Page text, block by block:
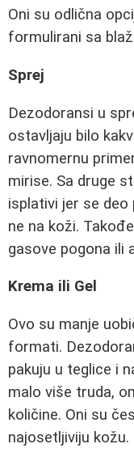
Oni su odlična
formulirani sa
Sprej
Dezodoransi u
ostavljaju bilo
ravnomernu
mirise. Sa druge
isplativi jer se deo
ne na koži.
gasove pogona ili
Krema ili Gel
Ovo su manje
formati.
pakuju u teglice i
malo više truda,
količine. Oni su
najosetljiviju kožu.